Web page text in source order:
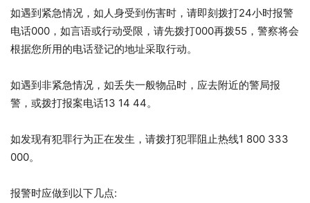
如遇到紧急情况，如人身受到伤害时，请即刻拨打24小时报警
电话000，如言语或行动受限，请先拨打000再拨55，警察将会
根据您所用的电话登记的地址采取行动。
如遇到非紧急情况，如丢失一般物品时，应去附近的警局报
警，或拨打报案电话13 14 44。
如发现有犯罪行为正在发生，请拨打犯罪阻止热线1 800 333
000。
报警时应做到以下几点: